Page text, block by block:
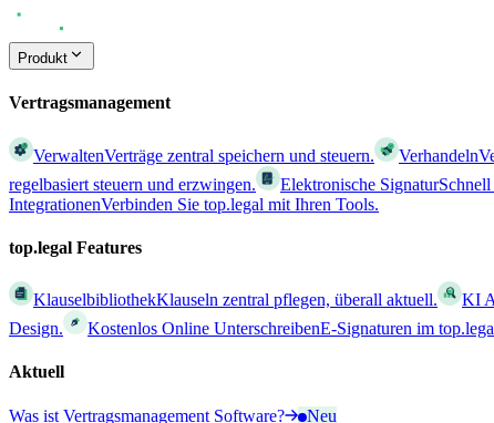
Produkt
Vertragsmanagement
VerwaltenVerträge zentral speichern und steuern. Verhandeln
regelbasiert steuern und erzwingen.
Elektronische Signatur
IntegrationenVerbinden Sie top.legal mit Ihren Tools.
top.legal Features
KlauselbibliothekKlauseln zentral pflegen, überall aktuell. KI
Design.
Kostenlos Online UnterschreibenE-Signaturen im
Aktuell
Was ist Vertragsmanagement Software?
Neu